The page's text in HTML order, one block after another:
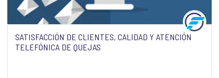
SATISFACCIÓN DE CLIENTES, CALIDAD Y ATENCIÓN
TELEFÓNICA DE QUEJAS